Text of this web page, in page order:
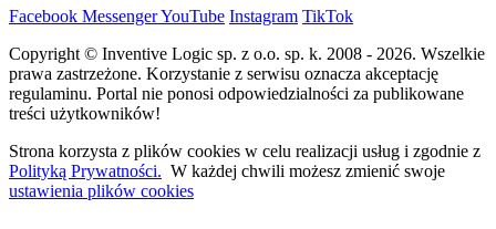
Facebook MessengerYouTube Instagram TikTok
Copyright © Inventive Logic sp. z o.o. sp. k. 2008 - 2026. Wszelkie
prawa zastrzeżone. Korzystanie z serwisu oznacza akceptację
regulaminu. Portal nie ponosi odpowiedzialności za publikowane
treści użytkowników!
Strona korzysta z plików cookies w celu realizacji usług i zgodnie z
Polityką Prywatności. W każdej chwili możesz zmienić swoje
ustawienia plików cookies